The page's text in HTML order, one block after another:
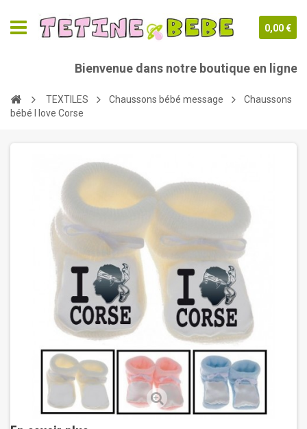
0,00 €
Bienvenue dans notre boutique en ligne
TEXTILES Chaussons bébé message
Chaussons
bébé I love Corse